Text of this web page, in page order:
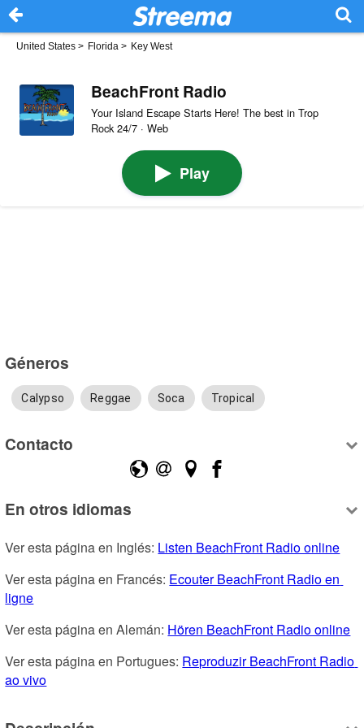
United States > Florida > Key West
BeachFront Radio
Your Island Escape Starts Here! The best in Trop
Rock 24/7 · Web
Play
Géneros
Calypso Reggae Soca Tropical
Contacto
En otros idiomas
Ver esta página en Inglés: Listen BeachFront Radio online
Ver esta página en Francés: Ecouter BeachFront Radio en
ligne
Ver esta página en Alemán: Hören BeachFront Radio online
Ver esta página en Portugues: Reproduzir BeachFront Radio
ao vivo